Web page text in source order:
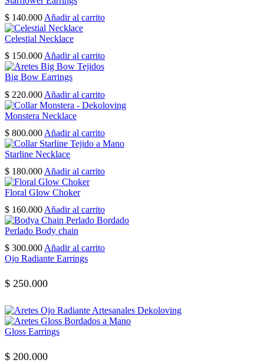
$ 140.000 Añadir al carrito
Celestial Necklace
$ 150.000 Añadir al carrito
Big Bow Earrings
$ 220.000 Añadir al carrito
Monstera Necklace
$ 800.000 Añadir al carrito
Starline Necklace
$ 180.000 Añadir al carrito
Floral Glow Choker
$ 160.000 Añadir al carrito
Perlado Body chain
$ 300.000 Añadir al carrito
Ojo Radiante Earrings
$ 250.000
Gloss Earrings
$ 200.000